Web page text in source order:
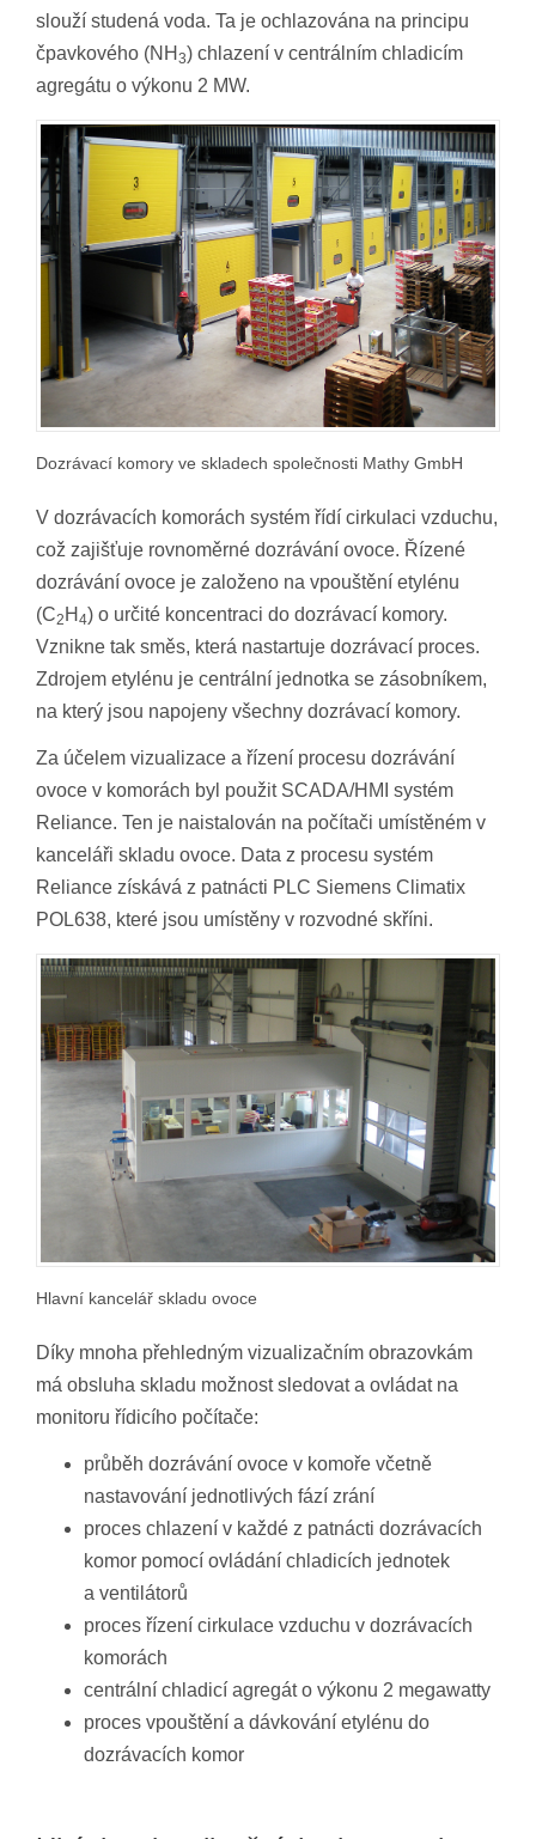
slouží studená voda. Ta je ochlazována na principu
čpavkového (NH 3) chlazení v centrálním chladicím
agregátu o výkonu 2 MW.
Dozrávací komory ve skladech společnosti Mathy GmbH
V dozrávacích komorách systém řídí cirkulaci vzduchu,
což zajišťuje rovnoměrné dozrávání ovoce. Řízené
dozrávání ovoce je založeno na vpouštění etylénu
(C2 H 4) o určité koncentraci do dozrávací komory.
Vznikne tak směs, která nastartuje dozrávací proces.
Zdrojem etylénu je centrální jednotka se zásobníkem,
na který jsou napojeny všechny dozrávací komory.
Za účelem vizualizace a řízení procesu dozrávání
ovoce v komorách byl použit SCADA/HMI systém
Reliance. Ten je naistalován na počítači umístěném v
kanceláři skladu ovoce. Data z procesu systém
Reliance získává z patnácti PLC Siemens Climatix
POL638, které jsou umístěny v rozvodné skříni.
Hlavní kancelář skladu ovoce
Díky mnoha přehledným vizualizačním obrazovkám
má obsluha skladu možnost sledovat a ovládat na
monitoru řídicího počítače:
průběh dozrávání ovoce v komoře včetně
nastavování jednotlivých fází zrání
proces chlazení v každé z patnácti dozrávacích
komor pomocí ovládání chladicích jednotek
a ventilátorů
proces řízení cirkulace vzduchu v dozrávacích
komorách
centrální chladicí agregát o výkonu 2 megawatty
proces vpouštění a dávkování etylénu do
dozrávacích komor